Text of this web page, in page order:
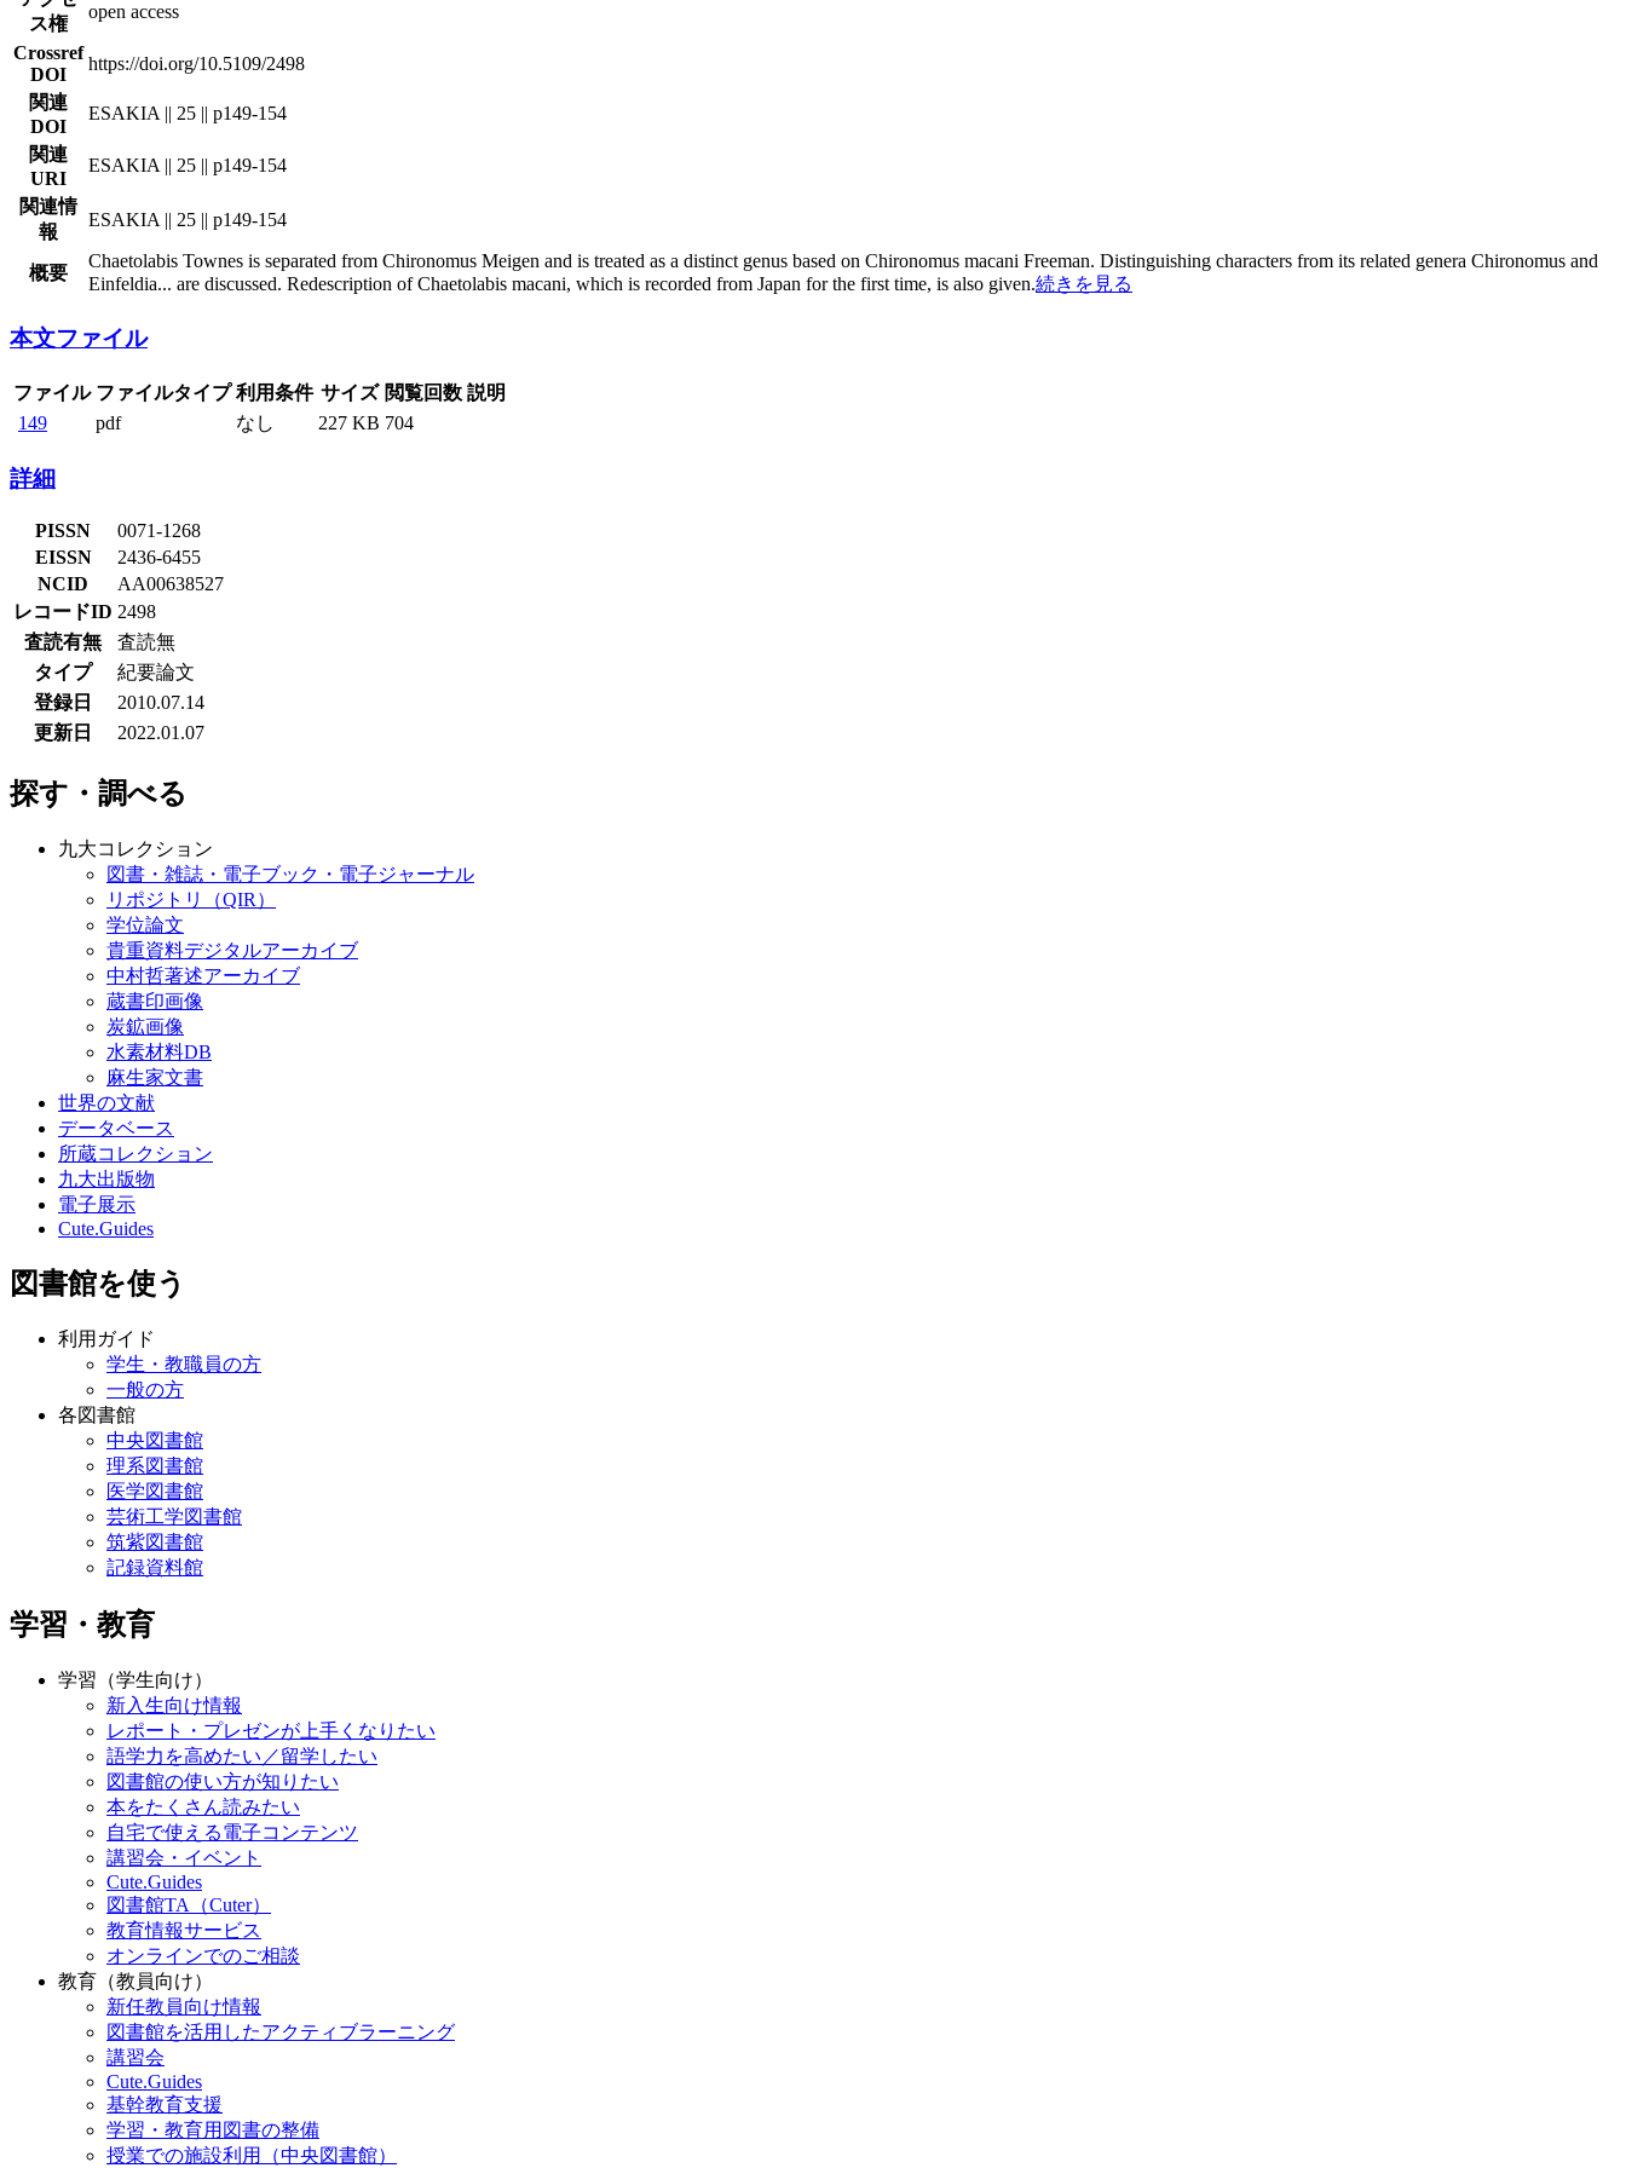
ス権
open access
Crossref
DOI
https://doi.org/10.5109/2498
関連
DOI
ESAKIA || 25 || p149-154
関連
URI
ESAKIA || 25 || p149-154
関連情
報
ESAKIA || 25 || p149-154
概要
Chaetolabis Townes is separated from Chironomus Meigen and is treated as a distinct genus based on Chironomus macani Freeman. Distinguishing characters from its related genera Chironomus and
Einfeldia... are discussed. Redescription of Chaetolabis macani, which is recorded from Japan for the first time, is also given.続きを見る
本文ファイル
ファイル ファイルタイプ 利用条件 サイズ 閲覧回数 説明
149
pdf なし 227 KB 704
詳細
PISSN
0071-1268
EISSN
2436-6455
NCID
AA00638527
レコードID 2498
査読有無
査読無
タイプ
紀要論文
登録日
2010.07.14
更新日
2022.01.07
探す・調べる
九大コレクション
図書・雑誌・電子ブック・電子ジャーナル
リポジトリ（QIR）
学位論文
貴重資料デジタルアーカイブ
中村哲著述アーカイブ
蔵書印画像
炭鉱画像
水素材料DB
麻生家文書
世界の文献
データベース
所蔵コレクション
九大出版物
電子展示
Cute.Guides
図書館を使う
利用ガイド
学生・教職員の方
一般の方
各図書館
中央図書館
理系図書館
医学図書館
芸術工学図書館
筑紫図書館
記録資料館
学習・教育
学習（学生向け）
新入生向け情報
レポート・プレゼンが上手くなりたい
語学力を高めたい／留学したい
図書館の使い方が知りたい
本をたくさん読みたい
自宅で使える電子コンテンツ
講習会・イベント
Cute.Guides
図書館TA（Cuter）
教育情報サービス
オンラインでのご相談
教育（教員向け）
新任教員向け情報
図書館を活用したアクティブラーニング
講習会
Cute.Guides
基幹教育支援
学習・教育用図書の整備
授業での施設利用（中央図書館）